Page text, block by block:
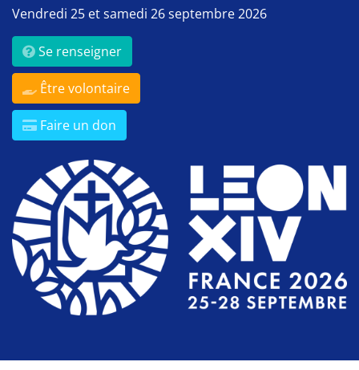
Vendredi 25 et samedi 26 septembre 2026
Se renseigner
Être volontaire
Faire un don